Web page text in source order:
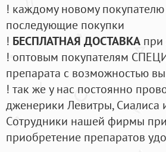
! каждому новому покупателю
последующие покупки
! БЕСПЛАТНАЯ ДОСТАВКА при
! оптовым покупателям
препарата с возможностью
! так же у нас постоянно
дженерики Левитры,
Cотрудники нашей фирмы
приобретение препаратов